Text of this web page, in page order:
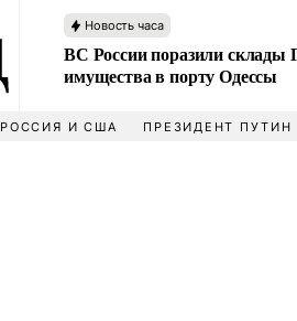
Новость часа
ВС России поразили склады
имущества в порту Одессы
РОССИЯ И США ПРЕЗИДЕНТ ПУТИН